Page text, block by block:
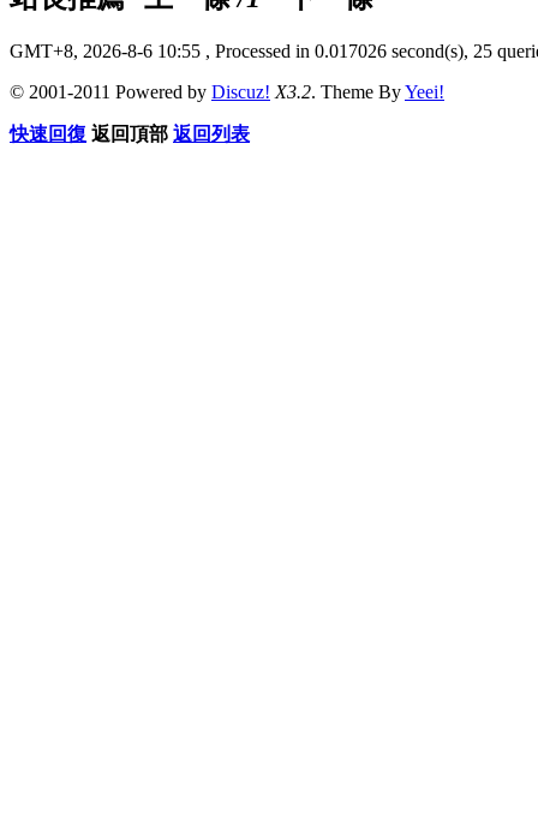
GMT+8, 2026-8-6 10:55 , Processed in 0.017026 second(s), 25
© 2001-2011 Powered by Discuz! X3.2. Theme ByYeei!
快速回復 返回頂部 返回列表